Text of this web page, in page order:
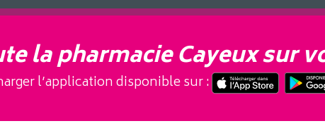
la pharmacie Cayeux sur
l’application disponible sur :